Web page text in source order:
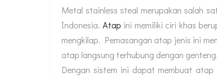
Metal stainless steal merupakan salah
Indonesia. Atap ini memiliki ciri khas
mengkilap. Pemasangan atap jenis ini
atap langsung terhubung dengan
Dengan sistem ini dapat membuat